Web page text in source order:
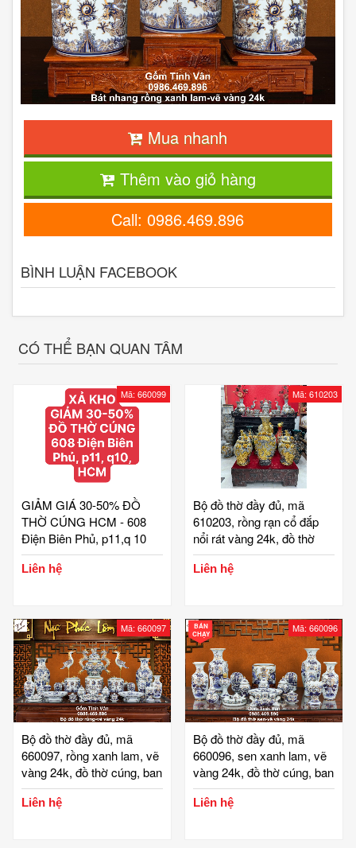
Mua nhanh
Thêm vào giỏ hàng
Call: 0986.469.896
BÌNH LUẬN FACEBOOK
CÓ THỂ BẠN QUAN TÂM
Mã: 660099
GIẢM GIÁ 30-50% ĐỒ
THỜ CÚNG HCM - 608
Điện Biên Phủ, p11,q 10
Liên hệ
Mã: 610203
Bộ đồ thờ đầy đủ, mã
610203, rồng rạn cổ đắp
nổi rát vàng 24k, đồ thờ
cúng, ban gia tiên, tài địa,
phật, ông táo, gốm bát
Liên hệ
Mã: 660097
Bộ đồ thờ đầy đủ, mã
660097, rồng xanh lam, vẽ
vàng 24k, đồ thờ cúng, ban
gia tiên, tài địa, phật, ông
táo, gốm bát tràng, tinh vân
Liên hệ
BÁN
CHẠY
Mã: 660096
Bộ đồ thờ đầy đủ, mã
660096, sen xanh lam, vẽ
vàng 24k, đồ thờ cúng, ban
gia tiên, tài địa, phật, ông
táo, gốm bát tràng, tinh vân
Liên hệ